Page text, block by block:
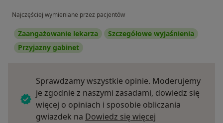
Najczęściej wymieniane przez pacjentów
Zaangażowanie lekarza
Szczegółowe wyjaśnienia
Przyjazny gabinet
Sprawdzamy wszystkie opinie. Moderujemy
je zgodnie z naszymi zasadami, dowiedz się
więcej o opiniach i sposobie obliczania
gwiazdek na Dowiedz się więcej